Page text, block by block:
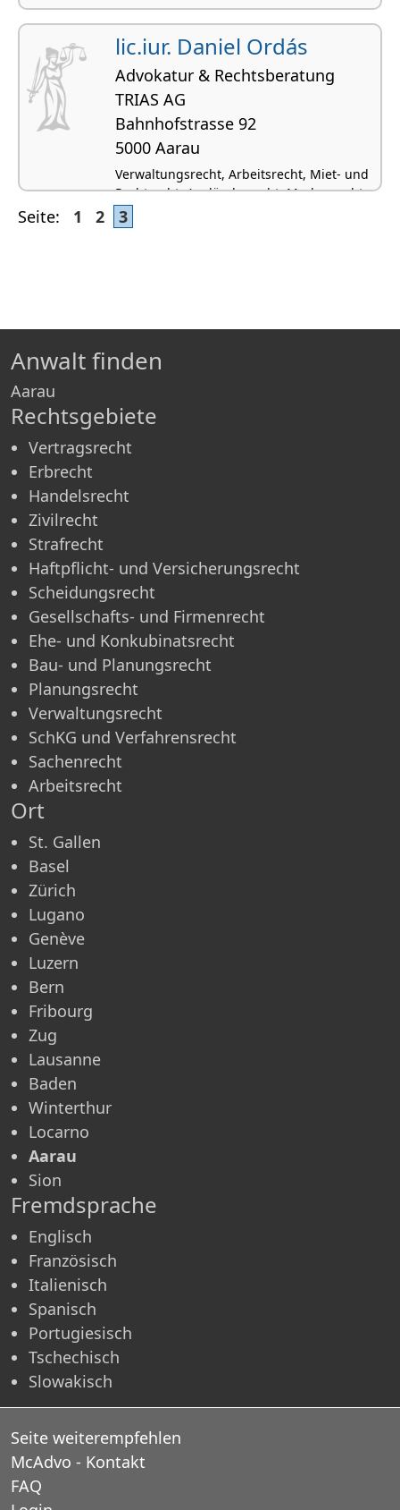
lic.iur. Daniel Ordás
Advokatur & Rechtsberatung
TRIAS AG
Bahnhofstrasse 92
5000 Aarau
Verwaltungsrecht, Arbeitsrecht, Miet- und
Pachtrecht, Ausländerrecht, Markenrecht
Seite: 1 2 3
Anwalt finden
Aarau
Rechtsgebiete
Vertragsrecht
Erbrecht
Handelsrecht
Zivilrecht
Strafrecht
Haftpflicht- und Versicherungsrecht
Scheidungsrecht
Gesellschafts- und Firmenrecht
Ehe- und Konkubinatsrecht
Bau- und Planungsrecht
Planungsrecht
Verwaltungsrecht
SchKG und Verfahrensrecht
Sachenrecht
Arbeitsrecht
Ort
St. Gallen
Basel
Zürich
Lugano
Genève
Luzern
Bern
Fribourg
Zug
Lausanne
Baden
Winterthur
Locarno
Aarau
Sion
Fremdsprache
Englisch
Französisch
Italienisch
Spanisch
Portugiesisch
Tschechisch
Slowakisch
Seite weiterempfehlen
McAdvo - Kontakt
FAQ